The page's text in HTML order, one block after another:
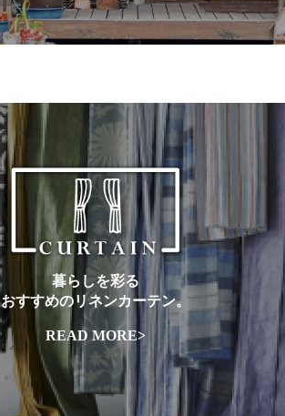
暮らしを彩る
おすすめのリネンカーテン。
READ MORE>